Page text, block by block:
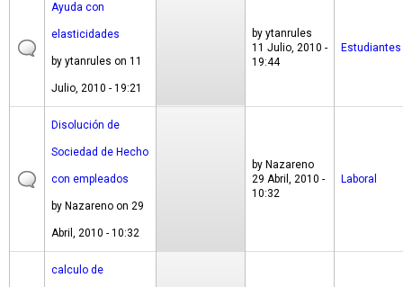
Ayuda con
elasticidades
by ytanrules on 11
Julio, 2010 - 19:21
by ytanrules
11 Julio, 2010 -
19:44
Estudiantes
Disolución de
Sociedad de Hecho
con empleados
by Nazareno on 29
Abril, 2010 - 10:32
by Nazareno
29 Abril, 2010 -
10:32
Laboral
calculo de